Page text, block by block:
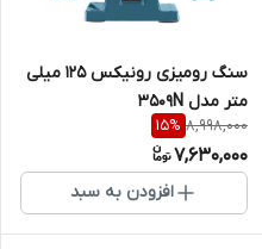
سنگ رومیزی رونیکس 125 میلی
متر مدل 3509N
8,998,000
15%
7,630,000
افزودن به سبد